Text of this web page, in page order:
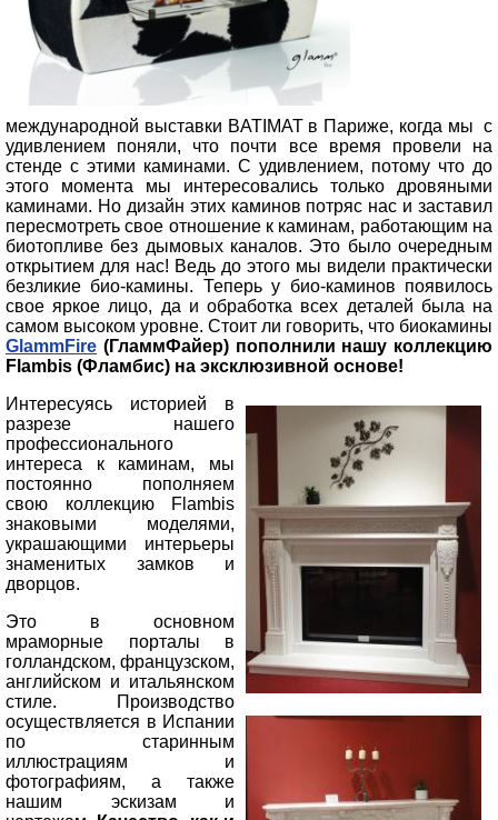
международной выставки BATIMAT в Париже, когда мы с
удивлением поняли, что почти все время провели на
стенде с этими каминами. С удивлением, потому что до
этого момента мы интересовались только дровяными
каминами. Но дизайн этих каминов потряс нас и заставил
пересмотреть свое отношение к каминам, работающим на
биотопливе без дымовых каналов. Это было очередным
открытием для нас! Ведь до этого мы видели практически
безликие био-камины. Теперь у био-каминов появилось
свое яркое лицо, да и обработка всех деталей была на
самом высоком уровне. Стоит ли говорить, что биокамины
GlammFire (ГламмФайер) пополнили нашу коллекцию
Flambis (Фламбис) на эксклюзивной основе!
Интересуясь историей в
разрезе нашего
профессионального
интереса к каминам, мы
постоянно пополняем
свою коллекцию Flambis
знаковыми моделями,
украшающими интерьеры
знаменитых замков и
дворцов.
Это в основном
мраморные порталы в
голландском, французском,
английском и итальянском
стиле. Производство
осуществляется в Испании
по старинным
иллюстрациям и
фотографиям, а также
нашим эскизам и